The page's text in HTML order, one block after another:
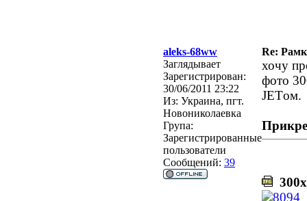
aleks-68ww
Re:
Заглядывает
Зарегистрирован:
30/06/2011 23:22
Из: Украина, пгт.
Новониколаевка
Група:
Зарегистрированные
пользователи
Сообщений: 39
хочу
фото
JETом.